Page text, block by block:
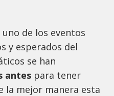
uno de los eventos
y esperados del
se han
antes para tener
la mejor manera esta